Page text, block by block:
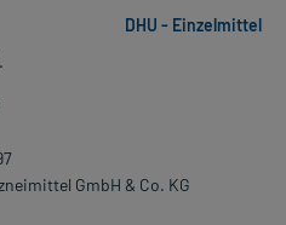
DHU - Einzelmittel
GmbH & Co. KG